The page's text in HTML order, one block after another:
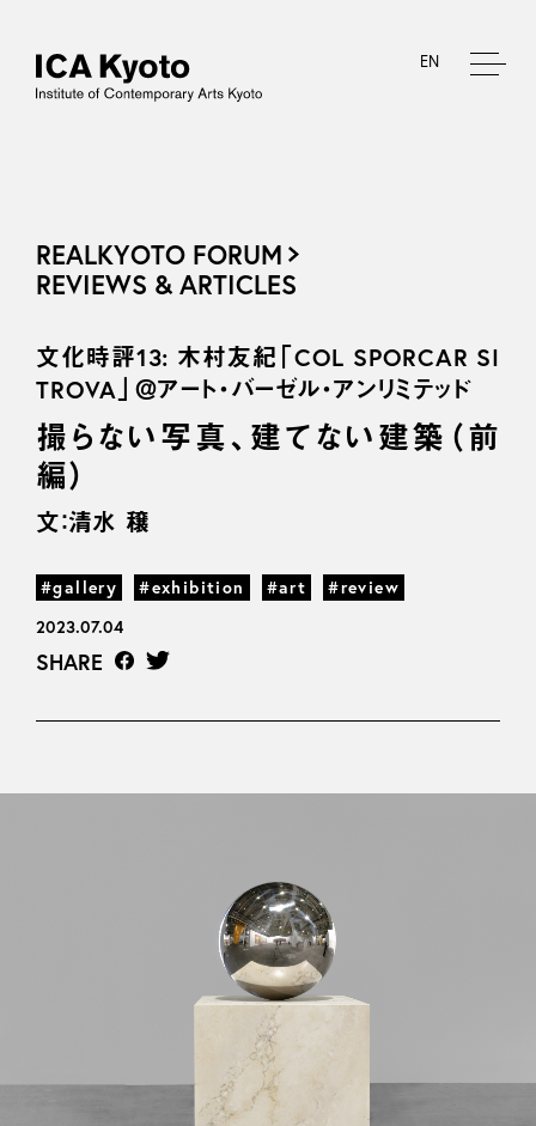
EN
REALKYOTO FORUM
REVIEWS & ARTICLES
文化時評13: 木村友紀「COL SPORCAR SI
TROVA」＠アート・バーゼル・アンリミテッド
撮らない写真、建てない建築（前
編）
文：清水 穣
#gallery #exhibition #art
#review
2023.07.04
SHARE